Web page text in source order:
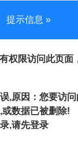
提示信息 »
权限访问此页面
,原因：您要访
数据已被删除!
,请先登录